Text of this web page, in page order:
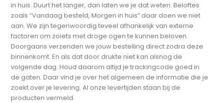
in huis. Duurt het langer, dan laten we je dat weten. Beloftes
zoals “Vandaag besteld, Morgen in huis” daar doen we niet
aan. We zijn tegenwoordig teveel afhankelijk van externe
factoren om zoiets met droge ogen te kunnen beloven.
Doorgaans verzenden we jouw bestelling direct zodra deze
binnenkomt. En als dat door drukte niet kan alsnog de
volgende dag. Houd daarom altijd je trackingcode goed in
de gaten. Daar vind je over het algemeen de informatie die je
zoekt over je levering. Al onze levertijden staan bij de
producten vermeld.